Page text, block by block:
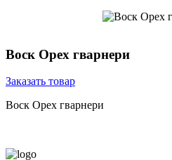
Воск Орех гварнери
Заказать товар
Воск Орех гварнери